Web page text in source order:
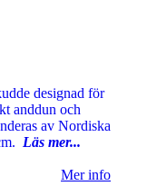
designad för
anddun och
av Nordiska
Läs mer...
Mer info